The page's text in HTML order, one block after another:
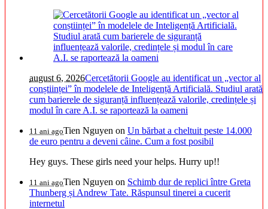
august 6, 2026Cercetătorii Google au identificat un „vector al
conștiinței” în modelele de Inteligență Artificială. Studiul arată
cum barierele de siguranță influențează valorile, credințele și
modul în care A.I. se raportează la oameni
11 ani agoTien Nguyen on Un bărbat a cheltuit peste 14.000
de euro pentru a deveni câine. Cum a fost posibil
Hey guys. These girls need your helps. Hurry up!!
11 ani agoTien Nguyen on Schimb dur de replici între Greta
Thunberg și Andrew Tate. Răspunsul tinerei a cucerit
internetul